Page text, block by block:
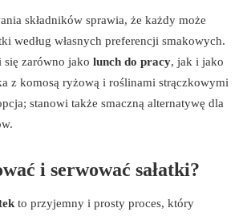
składników sprawia, że każdy może
według własnych preferencji smakowych.
się zarówno jako lunch do pracy, jak i jako
z komosą ryżową i roślinami strączkowymi
stanowi także smaczną alternatywę dla
i serwować sałatki?
to przyjemny i prosty proces, który